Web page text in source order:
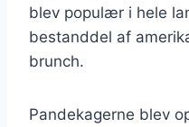
blev populær i hele
bestanddel af
brunch.
Pandekagerne blev